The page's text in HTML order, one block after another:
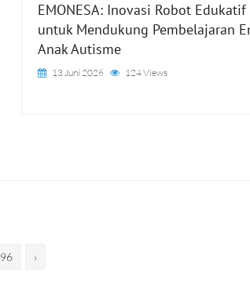
EMONESA: Inovasi Robot Edukatif
untuk Mendukung Pembelajaran
Anak Autisme
13 Juni 2026 124 Views
96 ›